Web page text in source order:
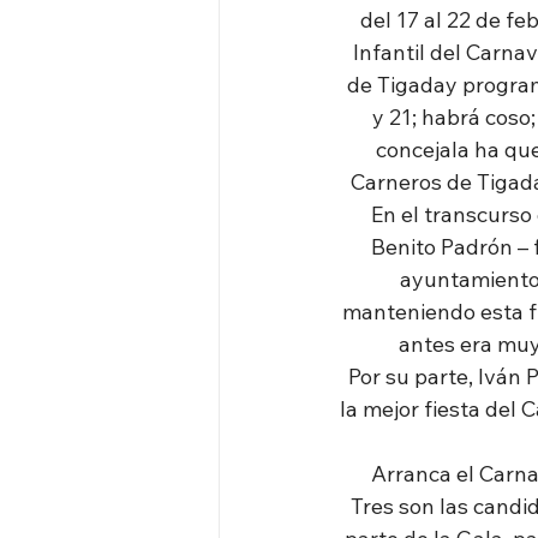
del 17 al 22 de
Infantil del
de Tigaday
y 21; habrá
concejala ha
Carneros de
En el
Benito Padrón
manteniendo esta
antes era
Por su parte, Iván
la mejor fiesta del
Arranca el
Tres son las